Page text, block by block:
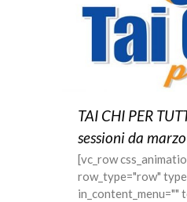
TAI CHI PER
sessioni da
[vc_row
row_type="row"